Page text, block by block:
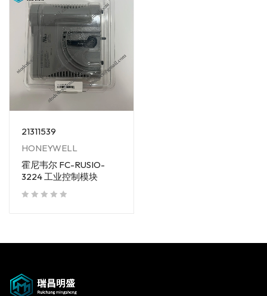
21311539
HONEYWELL
霍尼韦尔 FC-RUSIO-
3224 工业控制模块